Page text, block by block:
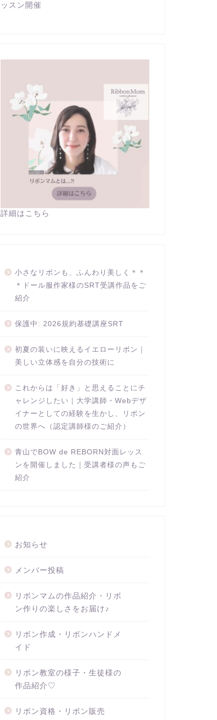
ッスン開催
詳細はこちら
小さなリボンも、ふんわり美しく＊＊
＊ドール服作家様のSRT受講作品をご
紹介
保護中: 2026規約基礎講座SRT
初夏の装いに映えるイエローリボン｜
美しい立体感を自分の技術に
これからは「好き」と思えることにチ
ャレンジしたい｜大学講師・Webデザ
イナーとしての経験を生かし、リボン
の世界へ（認定講師様のご紹介）
青山でBOW de REBORN対面レッス
ンを開催しました｜受講者様の声もご
紹介
お知らせ
メンバー投稿
リボンマムの作品紹介・リボ
ン作りの楽しさをお届け♪
リボン作成・リボンハンドメ
イド
リボン教室の様子・生徒様の
作品紹介♡
リボン資格・リボン販売